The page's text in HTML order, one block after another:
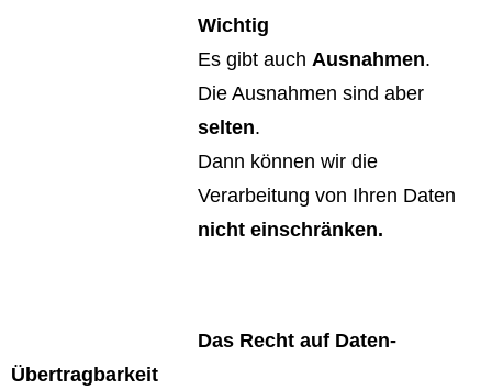
Wichtig
Es gibt auch Ausnahmen.
Die Ausnahmen sind aber
selten.
Dann können wir die
Verarbeitung von Ihren Daten
nicht einschränken.
Das Recht auf Daten-
Übertragbarkeit